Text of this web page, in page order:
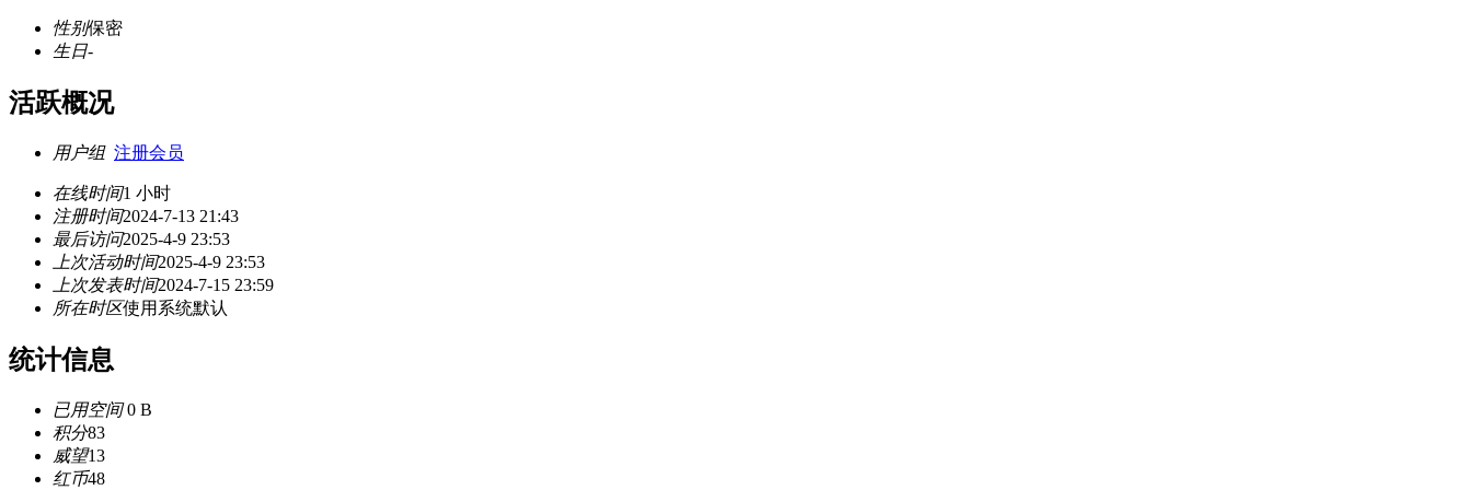
性别保密
生日-
活跃概况
用户组 注册会员
在线时间1 小时
注册时间2024-7-13 21:43
最后访问2025-4-9 23:53
上次活动时间2025-4-9 23:53
上次发表时间2024-7-15 23:59
所在时区使用系统默认
统计信息
已用空间0 B
积分83
威望13
红币48